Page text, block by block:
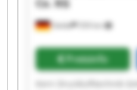
Oelde 559 km
Preisinfo
Kern Drucklufttechnik